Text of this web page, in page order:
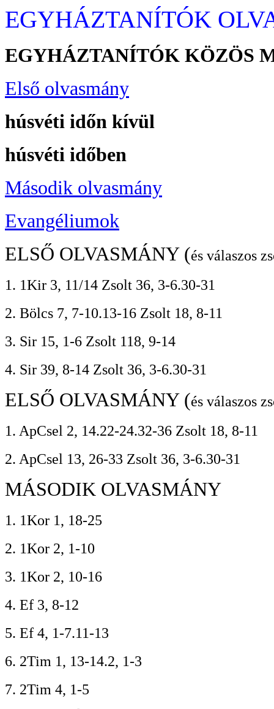
EGYHÁZTANÍTÓK
EGYHÁZTANÍTÓK KÖZÖS
Első olvasmány
húsvéti időn kívül
húsvéti időben
Második olvasmány
Evangéliumok
ELSŐ OLVASMÁNY (és válaszos
1. 1Kir 3, 11/14 Zsolt 36, 3-6.30-31
2. Bölcs 7, 7-10.13-16 Zsolt 18, 8-11
3. Sir 15, 1-6 Zsolt 118, 9-14
4. Sir 39, 8-14 Zsolt 36, 3-6.30-31
ELSŐ OLVASMÁNY (és válaszos
1. ApCsel 2, 14.22-24.32-36 Zsolt 18, 8-11
2. ApCsel 13, 26-33 Zsolt 36, 3-6.30-31
MÁSODIK OLVASMÁNY
1. 1Kor 1, 18-25
2. 1Kor 2, 1-10
3. 1Kor 2, 10-16
4. Ef 3, 8-12
5. Ef 4, 1-7.11-13
6. 2Tim 1, 13-14.2, 1-3
7. 2Tim 4, 1-5